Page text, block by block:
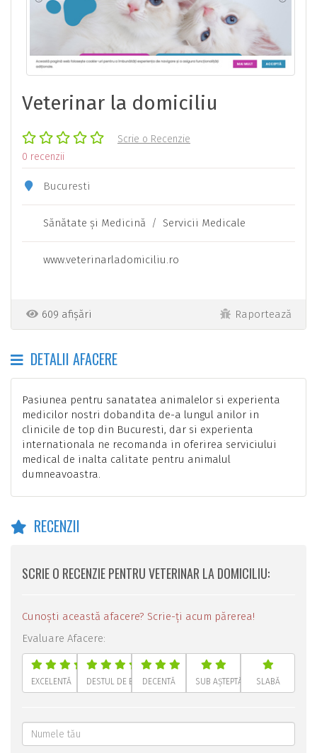
Veterinar la domiciliu
Scrie o Recenzie
0 recenzii
Bucuresti
Sănătate şi Medicină / Servicii Medicale
www.veterinarladomiciliu.ro
609 afișări Raportează
DETALII AFACERE
Pasiunea pentru sanatatea animalelor si experienta
medicilor nostri dobandita de-a lungul anilor in
clinicile de top din Bucuresti, dar si experienta
internationala ne recomanda in oferirea serviciului
medical de inalta calitate pentru animalul
dumneavoastra.
RECENZII
SCRIE O RECENZIE PENTRU VETERINAR LA DOMICILIU:
Cunoști această afacere? Scrie-ți acum părerea!
Evaluare Afacere:
EXCELENTĂ DESTUL DE BUNĂDECENTĂ SUB AȘTEPTĂRI SLABĂ